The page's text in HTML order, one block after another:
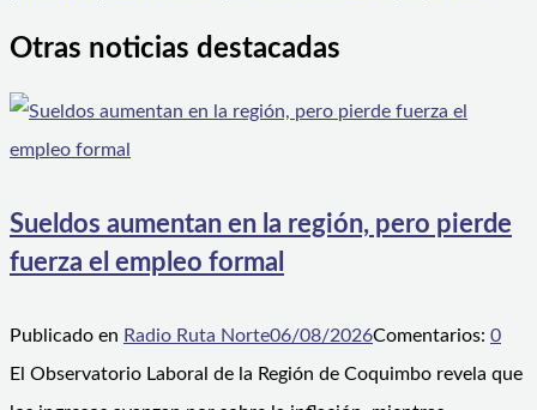
Otras noticias destacadas
Sueldos aumentan en la región, pero pierde
fuerza el empleo formal
Publicado en Radio Ruta Norte06/08/2026Comentarios: 0
El Observatorio Laboral de la Región de Coquimbo revela que